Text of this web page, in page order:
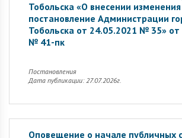
Тобольска «О внесении изменения
постановление Администрации
Тобольска от 24.05.2021 № 35» от
№ 41-пк
Постановления
Дата публикации: 27.07.2026г.
Оповещение о начале публичных